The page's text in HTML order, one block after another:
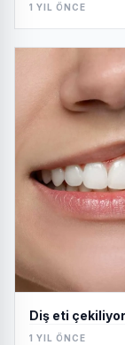
1 YIL ÖNCE
Diş eti
1 YIL ÖNCE